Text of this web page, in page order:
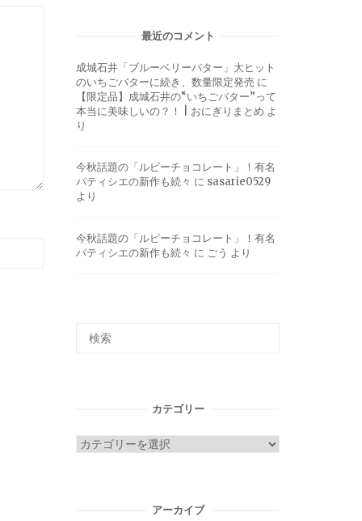
最近のコメント
成城石井「ブルーベリーバター」大ヒット
のいちごバターに続き、数量限定発売 に
【限定品】成城石井の“いちごバター”って
本当に美味しいの？！ | おにぎりまとめ よ
り
今秋話題の「ルビーチョコレート」！有名
パティシエの新作も続々 に sasarie0529
より
今秋話題の「ルビーチョコレート」！有名
パティシエの新作も続々 に ごう より
カテゴリー
カ
アーカイブ